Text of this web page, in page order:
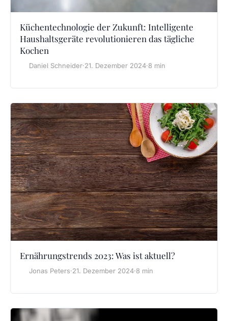
Küchentechnologie der Zukunft: Intelligente
Haushaltsgeräte revolutionieren das tägliche
Kochen
Daniel Schneider·21. Dezember 2024·8 min
Ernährungstrends 2023: Was ist aktuell?
Jonas Peters·21. Dezember 2024·8 min